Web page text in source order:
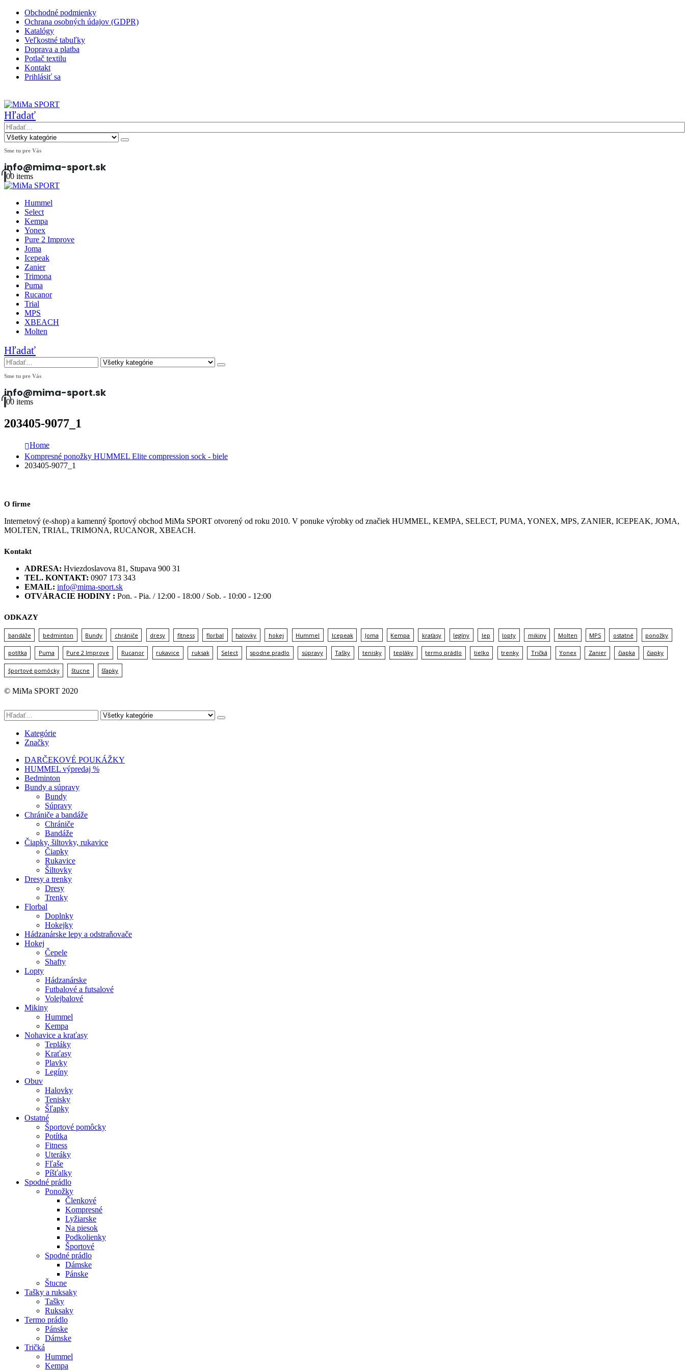
Obchodné podmienky
Ochrana osobných údajov (GDPR)
Katalógy
Veľkostné tabuľky
Doprava a platba
Potlač textilu
Kontakt
Prihlásiť sa
Hľadať
Sme tu pre Vás
info@mima-sport.sk
00 items
Hummel
Select
Kempa
Yonex
Pure 2 Improve
Joma
Icepeak
Zanier
Trimona
Puma
Rucanor
Trial
MPS
XBEACH
Molten
Hľadať
Sme tu pre Vás
info@mima-sport.sk
00 items
203405-9077_1
Home
Kompresné ponožky HUMMEL Elite compression sock - biele
203405-9077_1
O firme
Internetový (e-shop) a kamenný športový obchod MiMa SPORT otvorený od roku 2010. V ponuke výrobky od značiek HUMMEL, KEMPA, SELECT, PUMA, YONEX, MPS, ZANIER, ICEPEAK, JOMA,
MOLTEN, TRIAL, TRIMONA, RUCANOR, XBEACH.
Kontakt
ADRESA: Hviezdoslavova 81, Stupava 900 31
TEL. KONTAKT: 0907 173 343
EMAIL: info@mima-sport.sk
OTVÁRACIE HODINY : Pon. - Pia. / 12:00 - 18:00 / Sob. - 10:00 - 12:00
ODKAZY
bandáže bedminton Bundy chrániče dresy fitness florbal halovky hokej Hummel Icepeak Joma Kempa kraťasy legíny lep lopty mikiny Molten MPS ostatné ponožky
potítka Puma Pure 2 Improve Rucanor rukavice ruksak Select spodne pradlo súpravy Tašky tenisky tepláky termo prádlo tielko trenky Tričká Yonex Zanier čiapka čiapky
športové pomôcky štucne šľapky
© MiMa SPORT 2020
Kategórie
Značky
DARČEKOVÉ POUKÁŽKY
HUMMEL výpredaj %
Bedminton
Bundy a súpravy
Bundy
Súpravy
Chrániče a bandáže
Chrániče
Bandáže
Čiapky, šiltovky, rukavice
Čiapky
Rukavice
Šiltovky
Dresy a trenky
Dresy
Trenky
Florbal
Doplnky
Hokejky
Hádzanárske lepy a odstraňovače
Hokej
Čepele
Shafty
Lopty
Hádzanárske
Futbalové a futsalové
Volejbalové
Mikiny
Hummel
Kempa
Nohavice a kraťasy
Tepláky
Kraťasy
Plavky
Legíny
Obuv
Halovky
Tenisky
Šľapky
Ostatné
Športové pomôcky
Potítka
Fitness
Uteráky
Fľaše
Píšťalky
Spodné prádlo
Ponožky
Členkové
Kompresné
Lyžiarske
Na piesok
Podkolienky
Športové
Spodné prádlo
Dámske
Pánske
Štucne
Tašky a ruksaky
Tašky
Ruksaky
Termo prádlo
Pánske
Dámske
Tričká
Hummel
Kempa